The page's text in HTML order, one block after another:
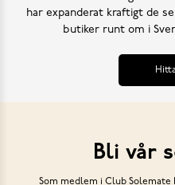
har expanderat kraftigt de
butiker runt om i
Bli vår
Som medlem i Club Solemate